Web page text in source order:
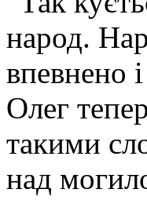
народ.
впевнено
Олег
такими
над